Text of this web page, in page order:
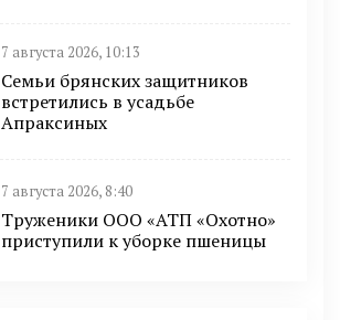
7 августа 2026, 10:13
Семьи брянских защитников
встретились в усадьбе
Апраксиных
7 августа 2026, 8:40
Труженики ООО «АТП «Охотно»
приступили к уборке пшеницы